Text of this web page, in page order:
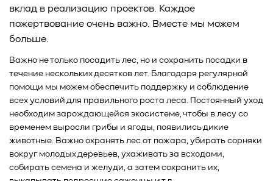
вклад в реализацию проектов. Каждое
пожертвование очень важно. Вместе мы можем
больше.
Важно не только посадить лес, но и сохранить посадки в
течение нескольких десятков лет. Благодаря регулярной
помощи мы можем обеспечить поддержку и соблюдение
всех условий для правильного роста леса. Постоянный уход
необходим зарождающейся экосистеме, чтобы в лесу со
временем выросли грибы и ягоды, появились дикие
животные. Важно охранять лес от пожара, убирать сорняки
вокруг молодых деревьев, ухаживать за всходами,
собирать семена и желуди, а затем сохранить их,